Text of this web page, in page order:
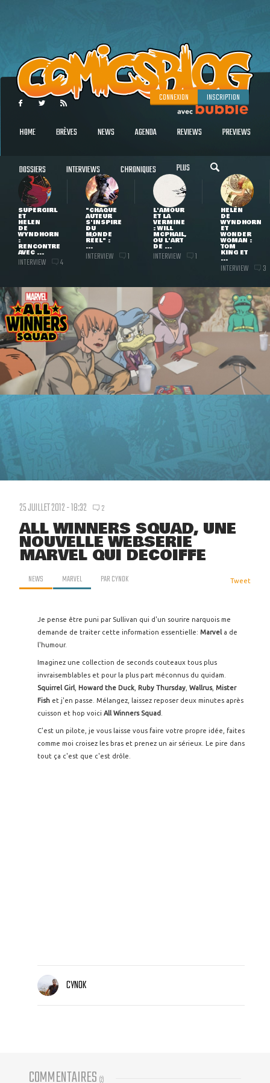
CONNEXION INSCRIPTION
HOME BRÈVES NEWS AGENDA REVIEWS PREVIEWS
DOSSIERS INTERVIEWS CHRONIQUES PLUS
SUPERGIRL
ET
HELEN
DE
WYNDHORN
:
RENCONTRE
AVEC ...
INTERVIEW 4
"CHAQUE
AUTEUR
S'INSPIRE
DU
MONDE
RÉEL" :
...
INTERVIEW 1
L'AMOUR
ET LA
VERMINE
: WILL
MCPHAIL,
OU L'ART
DE ...
INTERVIEW 1
HELEN
DE
WYNDHORN
ET
WONDER
WOMAN :
TOM
KING ET
...
INTERVIEW 3
25 JUILLET 2012 - 18:32 2
ALL WINNERS SQUAD, UNE
NOUVELLE WEBSERIE
MARVEL QUI DÉCOIFFE
NEWS MARVEL PARCYNOK Tweet
Je pense être puni par Sullivan qui d'un sourire narquois me
demande de traiter cette information essentielle: Marvel a de
l'humour.
Imaginez une collection de seconds couteaux tous plus
invraisemblables et pour la plus part méconnus du quidam.
Squirrel Girl Howard the Duck Ruby Thursday Wallrus, Mister
Fish et j'en passe. Mélangez, laissez reposer deux minutes après
cuisson et hop voici All Winners Squad
C'est un pilote, je vous laisse vous faire votre propre idée, faites
comme moi croisez les bras et prenez un air sérieux. Le pire dans
tout ça c'est que c'est drôle.
CYNOK
COMMENTAIRES (2)